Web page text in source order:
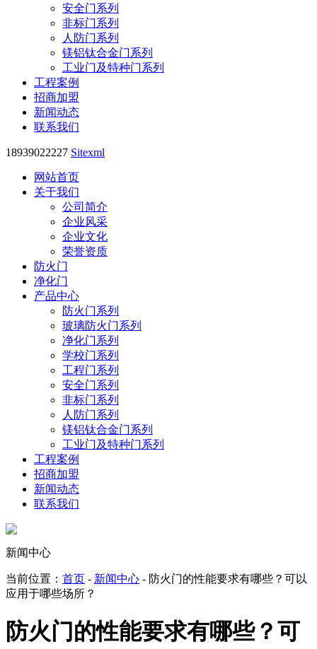
安全门系列
非标门系列
人防门系列
镁铝钛合金门系列
工业门及特种门系列
工程案例
招商加盟
新闻动态
联系我们
18939022227 Sitexml
网站首页
关于我们
公司简介
企业风采
企业文化
荣誉资质
防火门
净化门
产品中心
防火门系列
玻璃防火门系列
净化门系列
学校门系列
工程门系列
安全门系列
非标门系列
人防门系列
镁铝钛合金门系列
工业门及特种门系列
工程案例
招商加盟
新闻动态
联系我们
新闻中心
当前位置： 首页 - 新闻中心 - 防火门的性能要求有哪些？可以
应用于哪些场所？
防火门的性能要求有哪些？可